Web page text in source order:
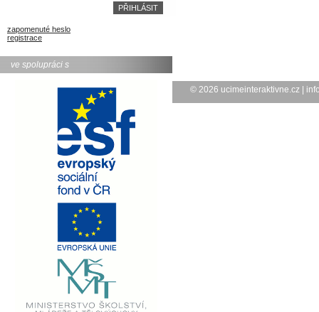
zapomenuté heslo
registrace
ve spolupráci s
© 2026 ucimeinteraktivne.cz